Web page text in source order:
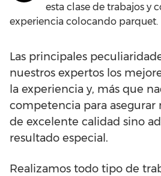
esta clase de trabajos y
experiencia colocando parquet.
Las principales
nuestros expertos los
la experiencia y, más que
competencia para asegurar
de excelente calidad sino
resultado especial.
Realizamos todo tipo de